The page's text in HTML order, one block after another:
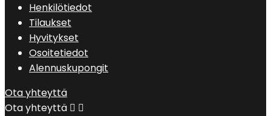
Henkilötiedot
Tilaukset
Hyvitykset
Osoitetiedot
Alennuskupongit
Ota yhteyttä
Ota yhteyttä  